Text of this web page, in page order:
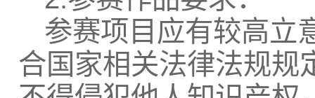
参赛项目应有较高立
合国家相关法律法规规